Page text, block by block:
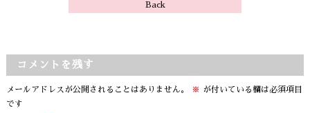
Back
コメントを残す
メールアドレスが公開されることはありません。 ※
が付いている欄は必須項目
です